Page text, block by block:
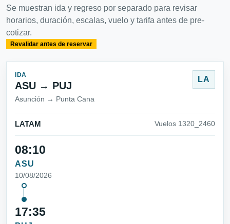
Se muestran ida y regreso por separado para revisar
horarios, duración, escalas, vuelo y tarifa antes de pre-
cotizar.
Revalidar antes de reservar
IDA
ASU → PUJ
Asunción → Punta Cana
LA
LATAM Vuelos 1320_2460
08:10
ASU
10/08/2026
17:35